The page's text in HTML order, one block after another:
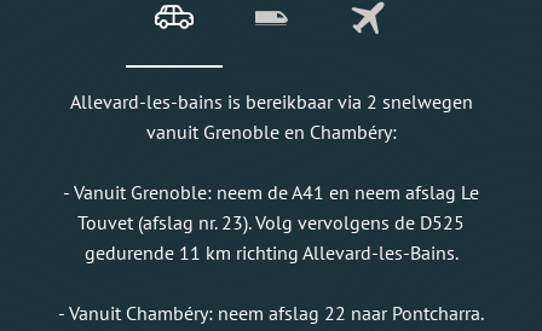
Allevard-les-bains is bereikbaar via 2 snelwegen
vanuit Grenoble en Chambéry:
- Vanuit Grenoble: neem de A41 en neem afslag Le
Touvet (afslag nr. 23). Volg vervolgens de D525
gedurende 11 km richting Allevard-les-Bains.
- Vanuit Chambéry: neem afslag 22 naar Pontcharra.